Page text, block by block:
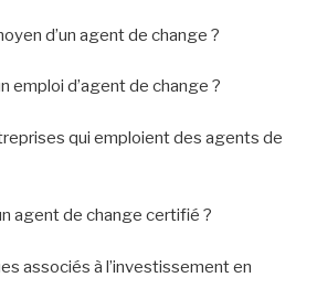
ils sont nombreux. Pression,
gestion des conflits d’intérêts,
les profits des clients… C’est
compétences solides en